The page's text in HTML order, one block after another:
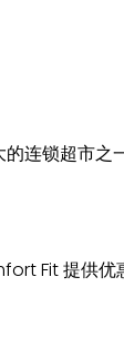
连锁超市
Fit 提